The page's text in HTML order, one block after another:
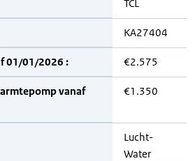
TCL
KA27404
01/01/2026 : €2.575
vanaf
€1.350
Lucht-
Water